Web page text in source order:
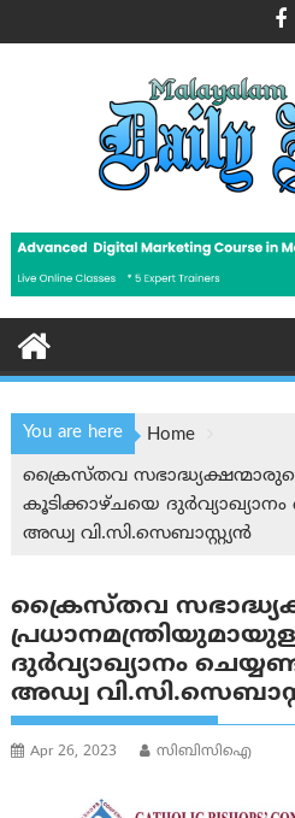
to
You are here
Home
ക്രൈസ്തവ
കൂടിക്കാഴ്ചയെ
അഡ്വ വി.സി.സെബാസ്റ്റ്യന്‍
ക്രൈസ്തവ
ദുര്‍വ്യാഖ്യാനം
അഡ്വ
Apr 26, 2023 സിബിസിഐ